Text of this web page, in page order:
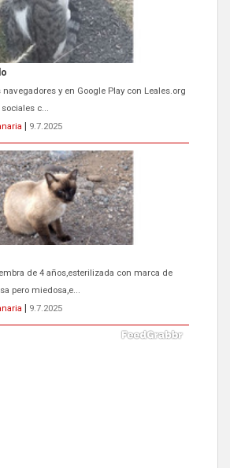
y en Google Play con Leales.org
c...
9.7.2025
de 4 años,esterilizada con marca de
pero miedosa,e...
9.7.2025